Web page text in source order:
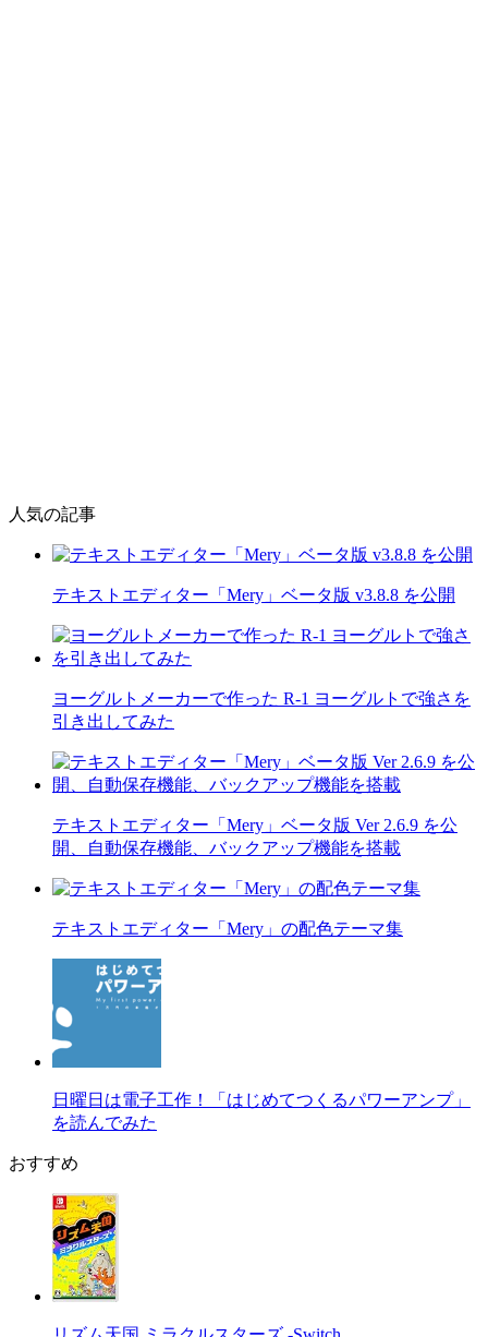
人気の記事
テキストエディター「Mery」ベータ版 v3.8.8 を公開
ヨーグルトメーカーで作った R-1 ヨーグルトで強さを
引き出してみた
テキストエディター「Mery」ベータ版 Ver 2.6.9 を公
開、自動保存機能、バックアップ機能を搭載
テキストエディター「Mery」の配色テーマ集
日曜日は電子工作！「はじめてつくるパワーアンプ」
を読んでみた
おすすめ